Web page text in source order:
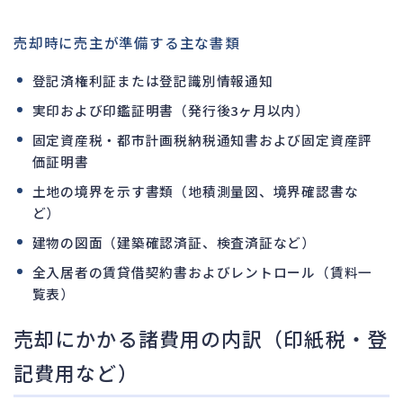
売却時に売主が準備する主な書類
登記済権利証または登記識別情報通知
実印および印鑑証明書（発行後3ヶ月以内）
固定資産税・都市計画税納税通知書および固定資産評
価証明書
土地の境界を示す書類（地積測量図、境界確認書な
ど）
建物の図面（建築確認済証、検査済証など）
全入居者の賃貸借契約書およびレントロール（賃料一
覧表）
売却にかかる諸費用の内訳（印紙税・登
記費用など）